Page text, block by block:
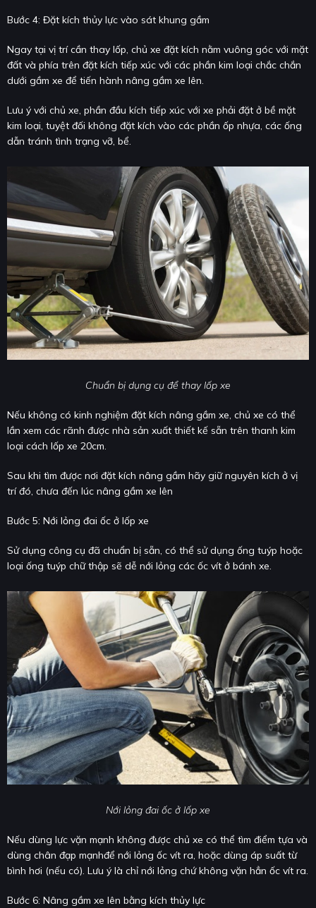
Bước 4: Đặt kích thủy lực vào sát khung gầm
Ngay tại vị trí cần thay lốp, chủ xe đặt kích nằm vuông góc với mặt
đất và phía trên đặt kích tiếp xúc với các phần kim loại chắc chắn
dưới gầm xe để tiến hành nâng gầm xe lên.
Lưu ý với chủ xe, phần đầu kích tiếp xúc với xe phải đặt ở bề mặt
kim loại, tuyệt đối không đặt kích vào các phần ốp nhựa, các ống
dẫn tránh tình trạng vỡ, bể.
Chuẩn bị dụng cụ để thay lốp xe
Nếu không có kinh nghiệm đặt kích nâng gầm xe, chủ xe có thể
lần xem các rãnh được nhà sản xuất thiết kế sẵn trên thanh kim
loại cách lốp xe 20cm.
Sau khi tìm được nơi đặt kích nâng gầm hãy giữ nguyên kích ở vị
trí đó, chưa đến lúc nâng gầm xe lên
Bước 5: Nới lỏng đai ốc ở lốp xe
Sử dụng công cụ đã chuẩn bị sẵn, có thể sử dụng ống tuýp hoặc
loại ống tuýp chữ thập sẽ dễ nới lỏng các ốc vít ở bánh xe.
Nới lỏng đai ốc ở lốp xe
Nếu dùng lực vặn mạnh không được chủ xe có thể tìm điểm tựa và
dùng chân đạp mạnhđể nới lỏng ốc vít ra, hoặc dùng áp suất từ
bình hơi (nếu có). Lưu ý là chỉ nới lỏng chứ không vặn hẳn ốc vít ra.
Bước 6: Nâng gầm xe lên bằng kích thủy lực